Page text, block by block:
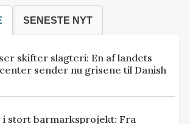
SENESTE NYT
skifter slagteri: En af landets
sender nu grisene til Danish
stort barmarksprojekt: Fra